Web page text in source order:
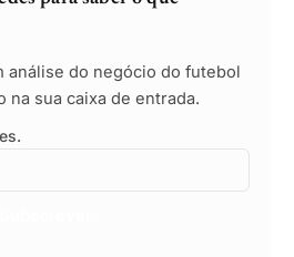
análise do negócio do futebol
na sua caixa de entrada.